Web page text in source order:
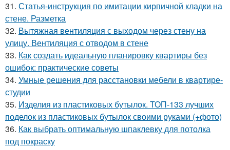
31. Статья-инструкция по имитации кирпичной кладки на
стене. Разметка
32. Вытяжная вентиляция с выходом через стену на
улицу. Вентиляция с отводом в стене
33. Как создать идеальную планировку квартиры без
ошибок: практические советы
34. Умные решения для расстановки мебели в квартире-
студии
35. Изделия из пластиковых бутылок. ТОП-133 лучших
поделок из пластиковых бутылок своими руками (+фото)
36. Как выбрать оптимальную шпаклевку для потолка
под покраску